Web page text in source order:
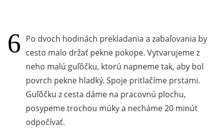
Po dvoch hodinách prekladania a zabaľovania by
cesto malo držať pekne pokope. Vytvarujeme z
neho malú guľôčku, ktorú napneme tak, aby bol
povrch pekne hladký. Spoje pritlačíme prstami.
Guľôčku z cesta dáme na pracovnú plochu,
posypeme trochou múky a necháme 20 minút
odpočívať.